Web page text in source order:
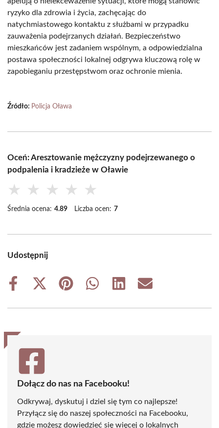
ryzyko dla zdrowia i życia, zachęcając do
natychmiastowego kontaktu z służbami w przypadku
zauważenia podejrzanych działań. Bezpieczeństwo
mieszkańców jest zadaniem wspólnym, a odpowiedzialna
postawa społeczności lokalnej odgrywa kluczową rolę w
zapobieganiu przestępstwom oraz ochronie mienia.
Źródło: Policja Oława
Oceń: Aresztowanie mężczyzny podejrzewanego o
podpalenia i kradzieże w Oławie
★ ★ ★ ★ ★
Średnia ocena: 4.89 Liczba ocen: 7
Udostępnij
Share
Share
(Twitter)
Share
Share
Share
Share
Dołącz do nas na Facebooku!
Odkrywaj, dyskutuj i dziel się tym co najlepsze!
Przyłącz się do naszej społeczności na Facebooku,
gdzie możesz dowiedzieć się więcej o lokalnych